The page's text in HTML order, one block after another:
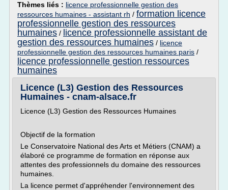
Thèmes liés : licence professionnelle gestion des
ressources humaines - assistant rh / formation licence
professionnelle gestion des ressources
humaines / licence professionnelle assistant de
gestion des ressources humaines / licence
professionnelle gestion des ressources humaines paris /
licence professionnelle gestion ressources
humaines
Licence (L3) Gestion des Ressources
Humaines - cnam-alsace.fr
Licence (L3) Gestion des Ressources Humaines
Objectif de la formation
Le Conservatoire National des Arts et Métiers (CNAM) a
élaboré ce programme de formation en réponse aux
attentes des professionnels du domaine des ressources
humaines.
La licence permet d'appréhender l'environnement des